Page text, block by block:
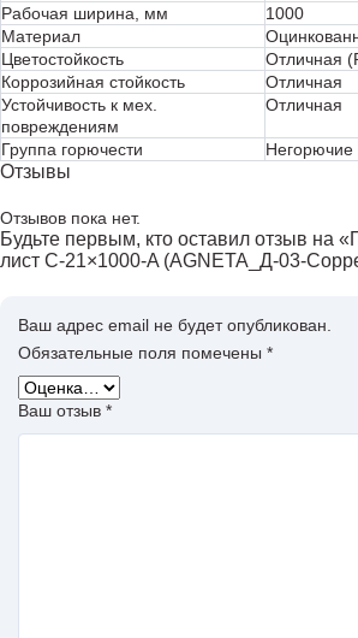
Рабочая ширина, мм
1000
Материал
Цветостойкость
Отличная
Коррозийная стойкость
Отличная
Устойчивость к мех.
повреждениям
Отличная
Группа горючести Негорючие
Отзывы
Отзывов пока нет.
Будьте первым, кто оставил отзыв на
лист С-21×1000-A (AGNETA_Д-03-
Ваш адрес email не будет опубликован.
Обязательные поля помечены *
Ваш отзыв *